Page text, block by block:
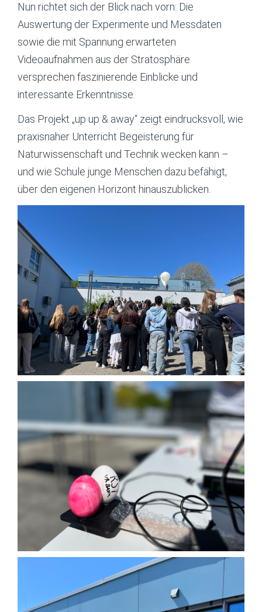
Nun richtet sich der Blick nach vorn: Die
Auswertung der Experimente und Messdaten
sowie die mit Spannung erwarteten
Videoaufnahmen aus der Stratosphäre
versprechen faszinierende Einblicke und
interessante Erkenntnisse.
Das Projekt „up up & away“ zeigt eindrucksvoll, wie
praxisnaher Unterricht Begeisterung für
Naturwissenschaft und Technik wecken kann –
und wie Schule junge Menschen dazu befähigt,
über den eigenen Horizont hinauszublicken.